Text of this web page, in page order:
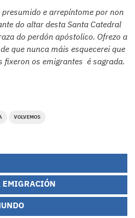
e arrepíntome por non
do altar desta Santa Catedral
do perdón apóstolico. Ofrezo a
que nunca máis esquecerei que
fixeron os emigrantes é sagrada.
VOLVEMOS
EMIGRACIÓN